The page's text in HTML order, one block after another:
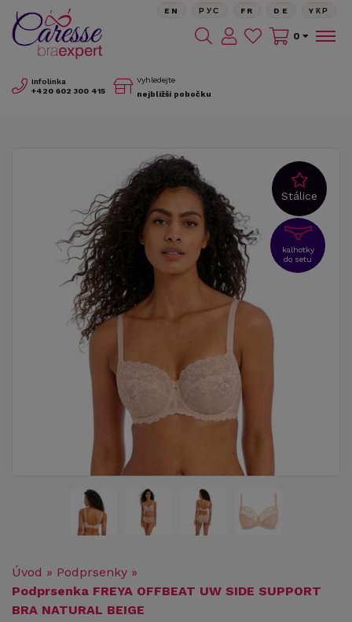
Infolinka
+420 602 300 415
Vyhledejte
nejbližší pobočku
EN РУС FR DE YКР
0
Stálice
kalhotky
do setu
Úvod » Podprsenky »
Podprsenka FREYA OFFBEAT UW SIDE SUPPORT
BRA NATURAL BEIGE